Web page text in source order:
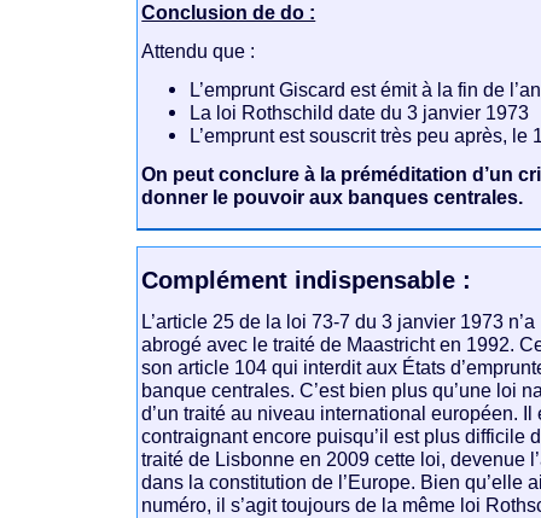
Conclusion de do :
Attendu que :
L’emprunt Giscard est émit à la fin de
La loi Rothschild date du 3 janvier 1973
L’emprunt est souscrit très peu après, le
On peut conclure à la préméditation d’un
donner le pouvoir aux banques centrales.
Complément indispensable :
L’article 25 de la loi 73-7 du 3 janvier 1973
abrogé avec le traité de Maastricht en 1992.
son article 104 qui interdit aux États
banque centrales. C’est bien plus qu’une loi
d’un traité au niveau international européen. Il
contraignant encore puisqu’il est plus difficile
traité de Lisbonne en 2009 cette loi, devenue
dans la constitution de l’Europe. Bien qu’elle
numéro, il s’agit toujours de la même loi